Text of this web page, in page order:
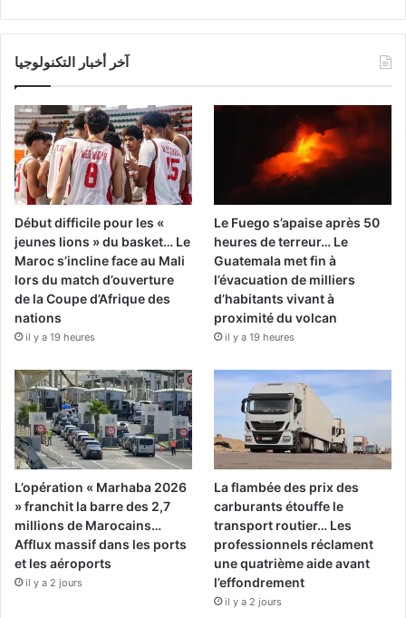
آخر أخبار التكنولوجيا
Début difficile pour les «
jeunes lions » du basket… Le
Maroc s’incline face au Mali
lors du match d’ouverture
de la Coupe d’Afrique des
nations
il y a 19 heures
Le Fuego s’apaise après 50
heures de terreur… Le
Guatemala met fin à
l’évacuation de milliers
d’habitants vivant à
proximité du volcan
il y a 19 heures
L’opération « Marhaba 2026
» franchit la barre des 2,7
millions de Marocains…
Afflux massif dans les ports
et les aéroports
il y a 2 jours
La flambée des prix des
carburants étouffe le
transport routier… Les
professionnels réclament
une quatrième aide avant
l’effondrement
il y a 2 jours